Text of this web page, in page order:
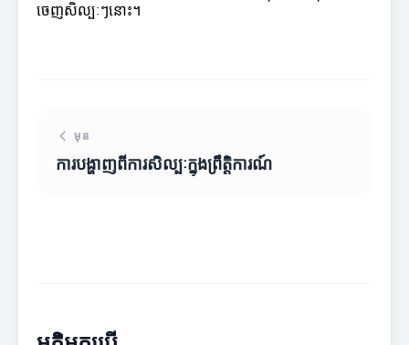
ចេញសិល្បៈៗនោះ។
មុន
ការបង្ហាញពីការសិល្បៈក្នុងព្រឹត្តិការណ៍